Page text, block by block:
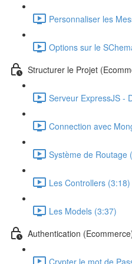
Personnaliser les
Options sur le
Structurer le Projet
Serveur ExpressJS -
Connection avec
Système de Routage
Les Controllers (3:18)
Les Models (3:37)
Authentication
Crypter le mot de